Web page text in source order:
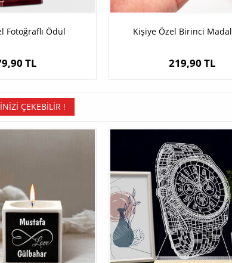
Fotoğraflı Ödül
TL
Kişiye Özel Birinci
219,90 TL
ÇEKEBILIR !